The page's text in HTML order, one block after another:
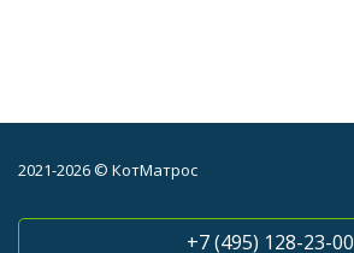
2021-2026 © КотМатрос
+7 (495) 128-23-00